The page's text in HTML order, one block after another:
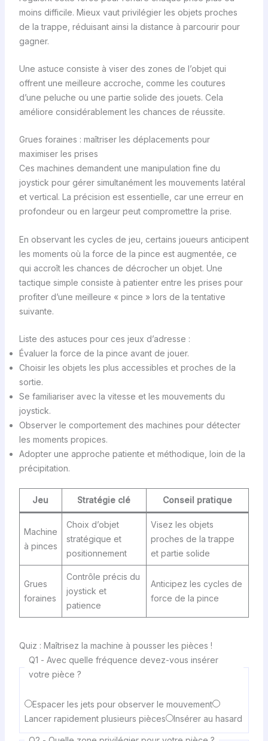
moins difficile. Mieux vaut privilégier les objets proches
de la trappe, réduisant ainsi la distance à parcourir pour
gagner.
Une astuce consiste à viser des zones de l’objet qui
offrent une meilleure accroche, comme les coutures
d’une peluche ou une partie solide des jouets. Cela
améliore considérablement les chances de réussite.
Grues foraines : maîtriser les déplacements pour
maximiser les prises
Ces machines demandent une manipulation fine du
joystick pour gérer simultanément les mouvements latéral
et vertical. La précision est essentielle, car une erreur en
profondeur ou en largeur peut compromettre la prise.
En observant les cycles de jeu, certains joueurs anticipent
les moments où la force de la pince est augmentée, ce
qui accroît les chances de décrocher un objet. Une
tactique simple consiste à patienter entre les prises pour
profiter d’une meilleure « pince » lors de la tentative
suivante.
Liste des astuces pour ces jeux d’adresse :
Évaluer la force de la pince avant de jouer.
Choisir les objets les plus accessibles et proches de la
sortie.
Se familiariser avec la vitesse et les mouvements du
joystick.
Observer le comportement des machines pour détecter
les moments propices.
Adopter une approche patiente et méthodique, loin de la
précipitation.
Jeu Stratégie clé Conseil pratique
Machine
à pinces
Choix d’objet
stratégique et
positionnement
Visez les objets
proches de la trappe
et partie solide
Grues
foraines
Contrôle précis du
joystick et
patience
Anticipez les cycles de
force de la pince
Quiz : Maîtrisez la machine à pousser les pièces !
Q1 - Avec quelle fréquence devez-vous insérer
votre pièce ?
Espacer les jets pour observer le mouvement
Lancer rapidement plusieurs pièces
Insérer au hasard